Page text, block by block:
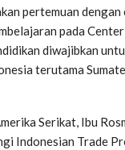
pertemuan
pada
diwajibkan
terutama
Serikat, Ibu
Indonesian Trade